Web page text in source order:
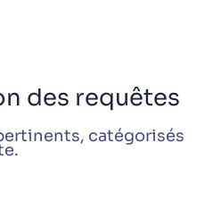
des requêtes
catégorisés